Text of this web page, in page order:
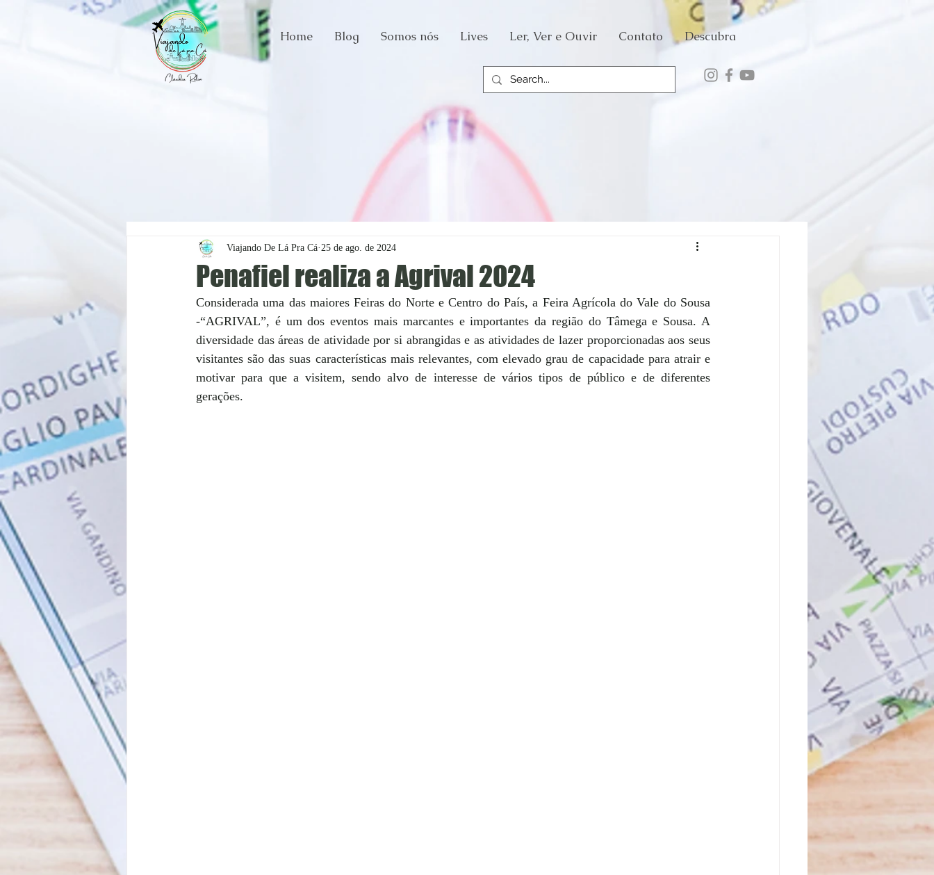
Home Blog Somos nós Lives Ler, Ver e Ouvir Contato Descubra
Penafiel realiza a Agrival 2024
Viajando De Lá Pra Cá 25 de ago. de 2024
Considerada uma das maiores Feiras do Norte e Centro do País, a Feira Agrícola do Vale do Sousa
-“AGRIVAL”, é um dos eventos mais marcantes e importantes da região do Tâmega e Sousa. A
diversidade das áreas de atividade por si abrangidas e as atividades de lazer proporcionadas aos seus
visitantes são das suas características mais relevantes, com elevado grau de capacidade para atrair e
motivar para que a visitem, sendo alvo de interesse de vários tipos de público e de diferentes
gerações.